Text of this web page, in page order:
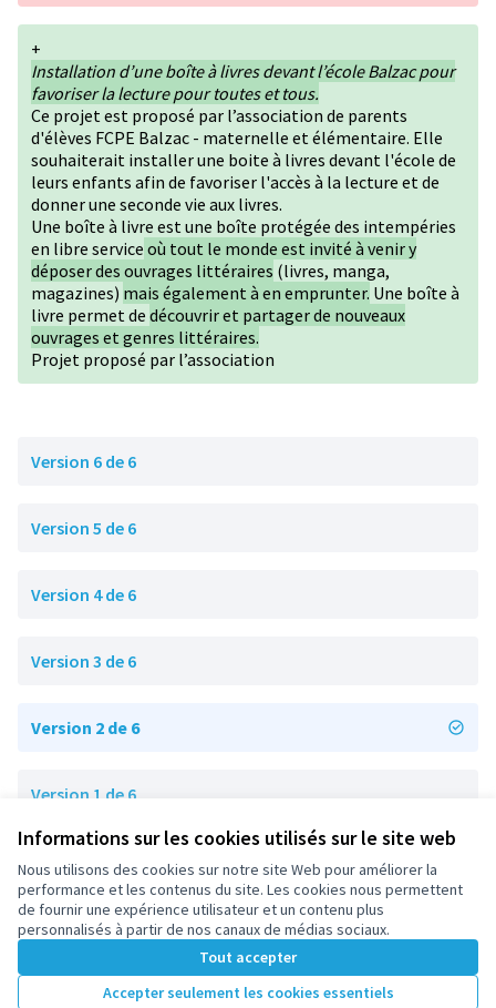
Informations sur les cookies utilisés sur le site web
Nous utilisons des cookies sur notre site Web pour améliorer la
performance et les contenus du site. Les cookies nous permettent
de fournir une expérience utilisateur et un contenu plus
personnalisés à partir de nos canaux de médias sociaux.
Tout accepter
Accepter seulement les cookies essentiels
+
Installation d’une boîte à livres devant l’école Balzac pour
favoriser la lecture pour toutes et tous.
Ce projet est proposé par l’association de parents
d'élèves FCPE Balzac - maternelle et élémentaire. Elle
souhaiterait installer une boite à livres devant l'école de
leurs enfants afin de favoriser l'accès à la lecture et de
donner une seconde vie aux livres.
Une boîte à livre est une boîte protégée des intempéries
en libre service où tout le monde est invité à venir y
déposer des ouvrages littéraires (livres, manga,
magazines) mais également à en emprunter. Une boîte à
livre permet de découvrir et partager de nouveaux
ouvrages et genres littéraires.
Projet proposé par l’association
Version 6 de 6
Version 5 de 6
Version 4 de 6
Version 3 de 6
Version 2 de 6
Version 1 de 6
Conditions d'utilisation
Paramètres des cookies
participez.nanterre.fr sur X
(Lien externe)
participez.nanterre.fr sur Facebook
participez.nanterre.fr sur Instagram
participez.nanterre.fr sur YouTube
(Lien externe)
participez.nanterre.fr sur GitHub
(Lien externe)